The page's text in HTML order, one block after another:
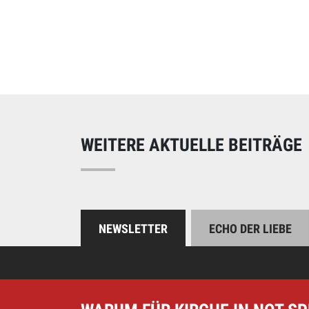
WEITERE AKTUELLE BEITRÄGE
NEWSLETTER ECHO DER LIEBE